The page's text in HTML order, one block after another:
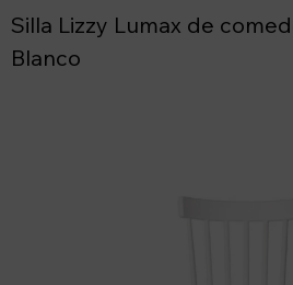
Silla Lizzy Lumax de
Blanco